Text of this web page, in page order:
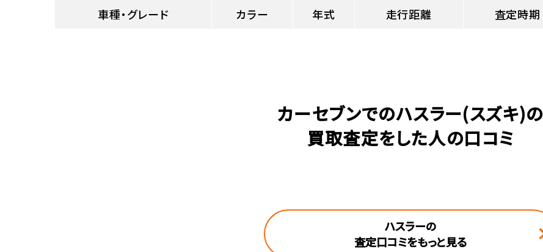
車種・グレード カラー 年式 走行距離 査定時期
カーセブンでのハスラー(スズキ)の
買取査定をした人の口コミ
ハスラーの
査定口コミをもっと見る